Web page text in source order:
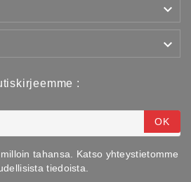


:
OK
tahansa. Katso yhteystietomme
tiedoista.